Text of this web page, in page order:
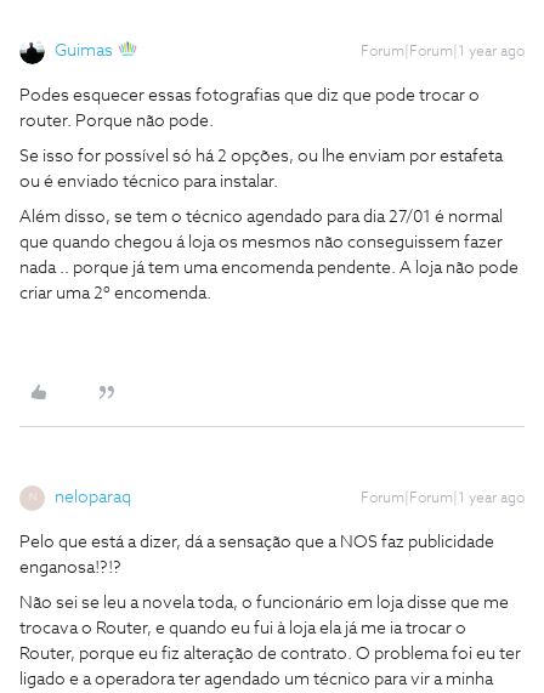
Guimas Forum|Forum|1 year ago
Podes esquecer essas fotografias que diz que pode trocar o
router. Porque não pode.
Se isso for possível só há 2 opções, ou lhe enviam por estafeta
ou é enviado técnico para instalar.
Além disso, se tem o técnico agendado para dia 27/01 é normal
que quando chegou á loja os mesmos não conseguissem fazer
nada .. porque já tem uma encomenda pendente. A loja não pode
criar uma 2º encomenda.
N neloparaq Forum|Forum|1 year ago
Pelo que está a dizer, dá a sensação que a NOS faz publicidade
enganosa!?!?
Não sei se leu a novela toda, o funcionário em loja disse que me
trocava o Router, e quando eu fui à loja ela já me ia trocar o
Router, porque eu fiz alteração de contrato. O problema foi eu ter
ligado e a operadora ter agendado um técnico para vir a minha